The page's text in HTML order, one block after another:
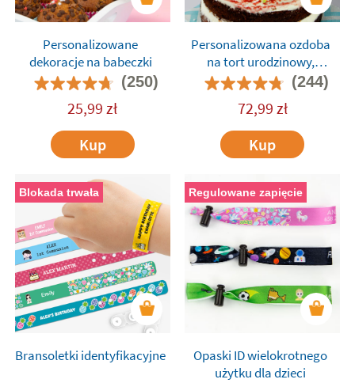
Personalizowane
dekoracje na babeczki
(250)
25,99 zł
Kup
Personalizowana ozdoba
na tort urodzinowy,
weselny i inne okazje
(244)
72,99 zł
Kup
Blokada trwała
Bransoletki identyfikacyjne
Regulowane zapięcie
Opaski ID wielokrotnego
użytku dla dzieci